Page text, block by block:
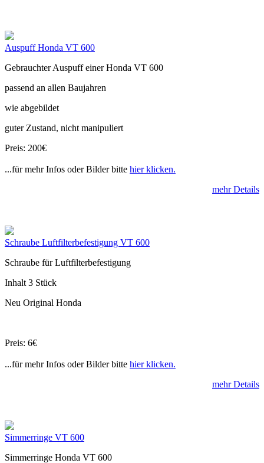
Auspuff Honda VT 600
Gebrauchter Auspuff einer Honda VT 600
passend an allen Baujahren
wie abgebildet
guter Zustand, nicht manipuliert
Preis: 200€
...für mehr Infos oder Bilder bitte hier klicken.
mehr Details
Schraube Luftfilterbefestigung VT 600
Schraube für Luftfilterbefestigung
Inhalt 3 Stück
Neu Original Honda
Preis: 6€
...für mehr Infos oder Bilder bitte hier klicken.
mehr Details
Simmerringe VT 600
Simmerringe Honda VT 600